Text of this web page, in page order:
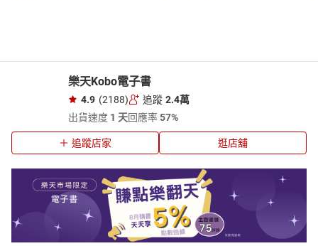
樂天Kobo電子書
4.9 (2188) 追蹤 2.4萬
出貨速度 1 天回應率57%
追蹤店家 逛店舖